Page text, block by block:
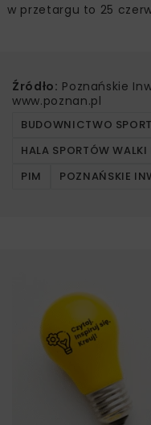
w przetargu to 25
Źródło: Poznańskie
www.poznan.pl
BUDOWNICTWO
HALA SPORTÓW
PIM
POZNAŃSKIE